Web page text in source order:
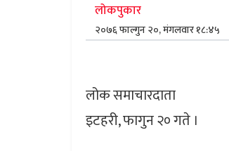
लोकपुकार
२०७६ फाल्गुन २०, मंगलवार १८:४५
लोक समाचारदाता
इटहरी, फागुन २० गते ।